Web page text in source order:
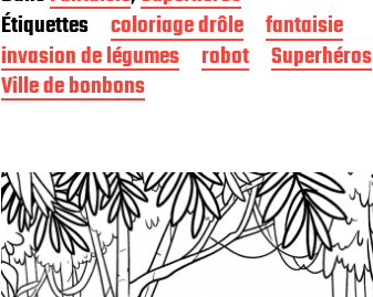
t
e
d
e
p
i
c
a
t
i
Étiquettes
coloriage drôle
fantaisie
invasion de légumes
robot
Superhéros
Ville de bonbons